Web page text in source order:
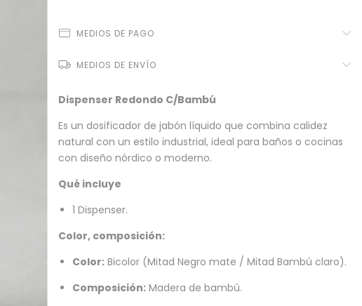
MEDIOS DE PAGO
MEDIOS DE ENVÍO
Dispenser Redondo C/Bambú
Es un dosificador de jabón líquido que combina calidez
natural con un estilo industrial, ideal para baños o cocinas
con diseño nórdico o moderno.
Qué incluye
1 Dispenser.
Color, composición:
Color: Bicolor (Mitad Negro mate / Mitad Bambú claro).
Composición: Madera de bambú.